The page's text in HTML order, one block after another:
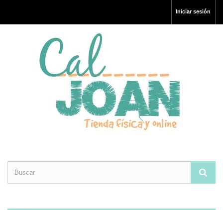
Iniciar sesión